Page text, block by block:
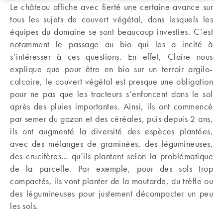
Le château affiche avec fierté une certaine avance sur
tous les sujets de couvert végétal, dans lesquels les
équipes du domaine se sont beaucoup investies. C’est
notamment le passage au bio qui les a incité à
s’intéresser à ces questions. En effet, Claire nous
explique que pour être en bio sur un terroir argilo-
calcaire, le couvert végétal est presque une obligation
pour ne pas que les tracteurs s’enfoncent dans le sol
après des pluies importantes. Ainsi, ils ont commencé
par semer du gazon et des céréales, puis depuis 2 ans,
ils ont augmenté la diversité des espèces plantées,
avec des mélanges de graminées, des légumineuses,
des crucifères… qu’ils plantent selon la problématique
de la parcelle. Par exemple, pour des sols trop
compactés, ils vont planter de la moutarde, du trèfle ou
des légumineuses pour justement décompacter un peu
les sols.